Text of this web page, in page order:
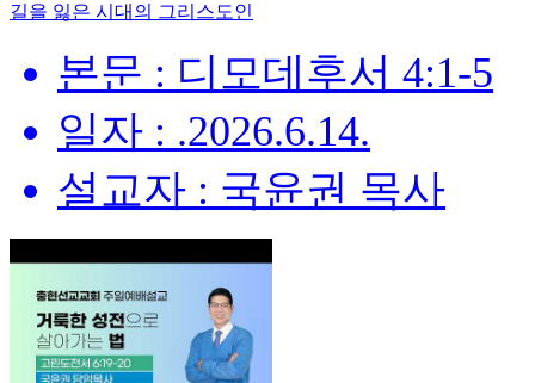
길을 잃은 시대의 그리스도인
본문 : 디모데후서 4:1-5
일자 : .2026.6.14.
설교자 : 국윤권 목사